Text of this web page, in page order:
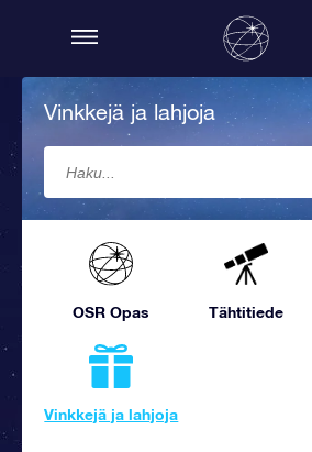
Vinkkejä ja lahjoja
OSR Opas Tähtitiede
Vinkkejä ja lahjoja